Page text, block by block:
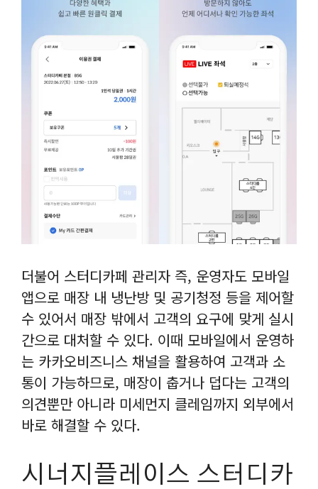
더불어 스터디카페 관리자 즉, 운영자도 모바일
앱으로 매장 내 냉난방 및 공기청정 등을 제어할
수 있어서 매장 밖에서 고객의 요구에 맞게 실시
간으로 대처할 수 있다. 이때 모바일에서 운영하
는 카카오비즈니스 채널을 활용하여 고객과 소
통이 가능하므로, 매장이 춥거나 덥다는 고객의
의견뿐만 아니라 미세먼지 클레임까지 외부에서
바로 해결할 수 있다.
시너지플레이스 스터디카